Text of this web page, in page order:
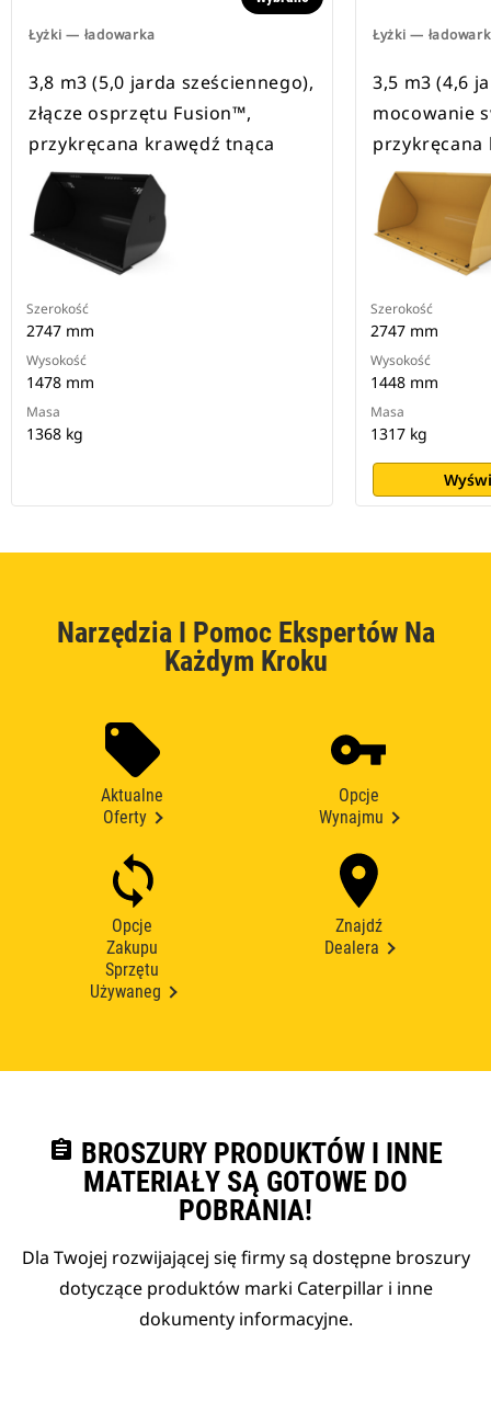
Łyżki — ładowarka
3,8 m3 (5,0 jarda sześciennego),
złącze osprzętu Fusion™,
przykręcana krawędź tnąca
Szerokość
2747 mm
Wysokość
1478 mm
Masa
1368 kg
Łyżki —
3,5 m3 (4,6
mocowanie
przykręcana
Szerokość
2747 mm
Wysokość
1448 mm
Masa
1317 kg
Narzędzia I Pomoc Ekspertów Na
Każdym Kroku
Aktualne
Oferty
Opcje
Wynajmu
Opcje
Zakupu
Sprzętu
Używaneg
Znajdź
Dealera
assignment BROSZURY PRODUKTÓW I INNE
MATERIAŁY SĄ GOTOWE DO
POBRANIA!
Dla Twojej rozwijającej się firmy są dostępne broszury
dotyczące produktów marki Caterpillar i inne
dokumenty informacyjne.